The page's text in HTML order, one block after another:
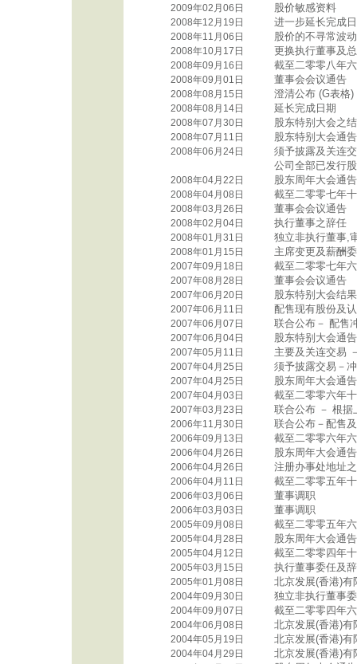
2009年02月06日 股价敏感资料
2008年12月19日 进一步延长完成
2008年11月06日 股价的不寻常波动
2008年10月17日 更换执行董事及
2008年09月16日 截至二零零八年
2008年09月01日 董事会会议通告
2008年08月15日 澄清公布 (G表格)
2008年08月14日 延长完成日期
2008年07月30日 股东特别大会之
2008年07月11日 股东特别大会通告
2008年06月24日
须予披露及关连
公司全部已发行
2008年04月22日 股东周年大会通告
2008年04月08日 截至二零零七年
2008年03月26日 董事会会议通告
2008年02月04日 执行董事之辞任
2008年01月31日 独立非执行董事,
2008年01月15日 主席变更及薪酬
2007年09月18日 截至二零零七年
2007年08月28日 董事会会议通告
2007年06月20日 股东特别大会结果
2007年06月11日 配售现有股份及
2007年06月07日 联合公布－ 配售
2007年06月04日 股东特别大会通告
2007年05月11日 主要及关连交易
2007年04月25日 须予披露交易－
2007年04月25日 股东周年大会通告
2007年04月03日 截至二零零六年
2007年03月23日 联合公布 － 根据
2006年11月30日 联合公布－配售
2006年09月13日 截至二零零六年
2006年04月26日 股东周年大会通告
2006年04月26日 注册办事处地址
2006年04月11日 截至二零零五年
2006年03月06日 董事调职
2006年03月03日 董事调职
2005年09月08日 截至二零零五年
2005年04月28日 股东周年大会通告
2005年04月12日 截至二零零四年
2005年03月15日 执行董事委任及
2005年01月08日 北京发展(香港)有
2004年09月30日 独立非执行董事
2004年09月07日 截至二零零四年
2004年06月08日 北京发展(香港)有
2004年05月19日 北京发展(香港)有
2004年04月29日 北京发展(香港)有